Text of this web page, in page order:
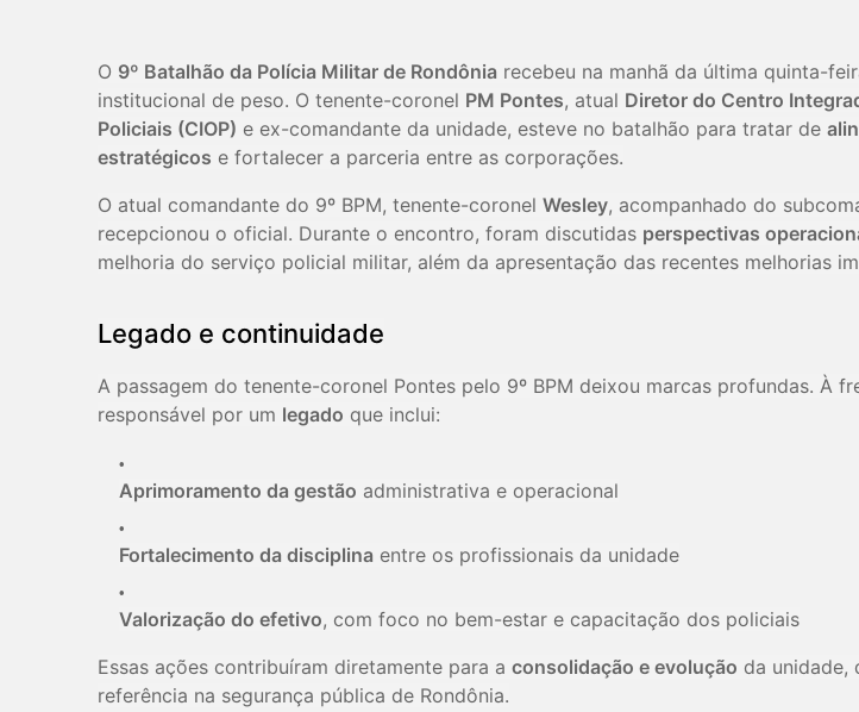
O 9º Batalhão da Polícia Militar de Rondônia recebeu na manhã da última quinta-
institucional de peso. O tenente-coronel PM Pontes, atual Diretor do Centro
Policiais (CIOP) e ex-comandante da unidade, esteve no batalhão para tratar de
estratégicos e fortalecer a parceria entre as corporações.
O atual comandante do 9º BPM, tenente-coronel Wesley, acompanhado do
recepcionou o oficial. Durante o encontro, foram discutidas perspectivas
melhoria do serviço policial militar, além da apresentação das recentes melhorias
Legado e continuidade
A passagem do tenente-coronel Pontes pelo 9º BPM deixou marcas profundas. À
responsável por um legado que inclui:
Aprimoramento da gestão administrativa e operacional
Fortalecimento da disciplina entre os profissionais da unidade
Valorização do efetivo, com foco no bem-estar e capacitação dos policiais
Essas ações contribuíram diretamente para a consolidação e evolução da unidade,
referência na segurança pública de Rondônia.